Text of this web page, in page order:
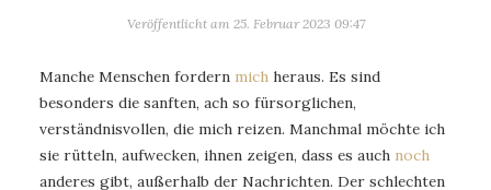
Veröffentlicht am 25. Februar 2023 09:47
Manche Menschen fordern mich heraus. Es sind
besonders die sanften, ach so fürsorglichen,
verständnisvollen, die mich reizen. Manchmal möchte ich
sie rütteln, aufwecken, ihnen zeigen, dass es auch noch
anderes gibt, außerhalb der Nachrichten. Der schlechten